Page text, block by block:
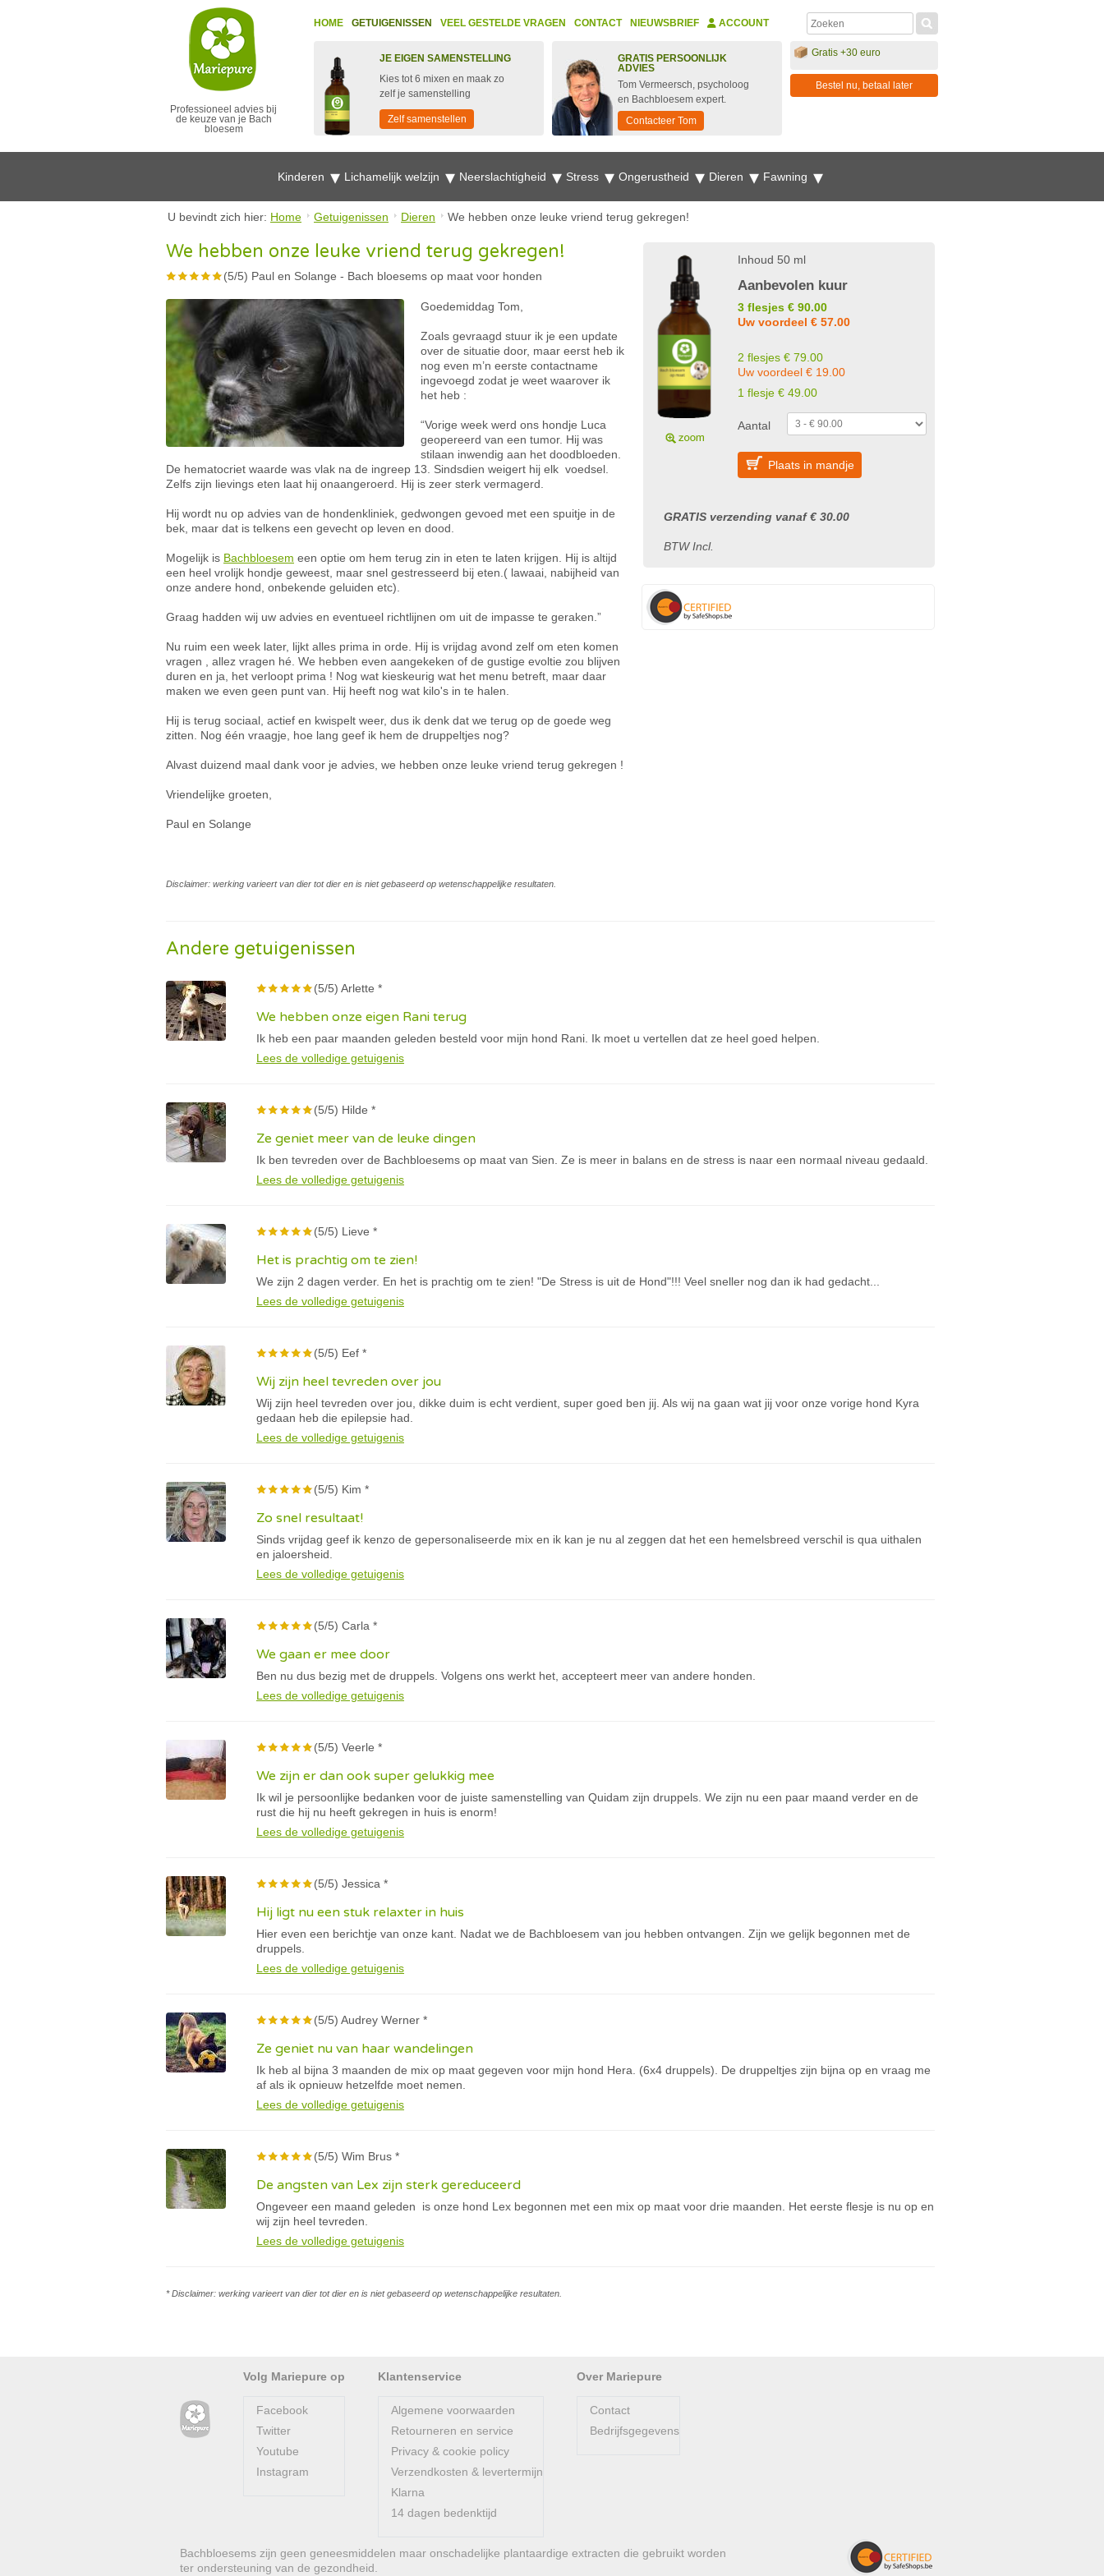
Professioneel advies bij
de keuze van je Bach
bloesem
HOME GETUIGENISSEN VEEL GESTELDE VRAGEN CONTACT NIEUWSBRIEF ACCOUNT
JE EIGEN SAMENSTELLING
Kies tot 6 mixen en maak zo
zelf je samenstelling
Zelf samenstellen
GRATIS PERSOONLIJK
ADVIES
Tom Vermeersch, psycholoog
en Bachbloesem expert.
Contacteer Tom
Gratis +30 euro
Bestel nu, betaal later
Kinderen Lichamelijk welzijn Neerslachtigheid Stress Ongerustheid Dieren Fawning
U bevindt zich hier: Home Getuigenissen Dieren We hebben onze leuke vriend terug gekregen!
We hebben onze leuke vriend terug gekregen!
(5/5) Paul en Solange - Bach bloesems op maat voor honden
Goedemiddag Tom,
Zoals gevraagd stuur ik je een update
over de situatie door, maar eerst heb ik
nog even m’n eerste contactname
ingevoegd zodat je weet waarover ik
het heb :
“Vorige week werd ons hondje Luca
geopereerd van een tumor. Hij was
stilaan inwendig aan het doodbloeden.
De hematocriet waarde was vlak na de ingreep 13. Sindsdien weigert hij elk voedsel.
Zelfs zijn lievings eten laat hij onaangeroerd. Hij is zeer sterk vermagerd.
Hij wordt nu op advies van de hondenkliniek, gedwongen gevoed met een spuitje in de
bek, maar dat is telkens een gevecht op leven en dood.
Mogelijk is Bachbloesem een optie om hem terug zin in eten te laten krijgen. Hij is altijd
een heel vrolijk hondje geweest, maar snel gestresseerd bij eten.( lawaai, nabijheid van
onze andere hond, onbekende geluiden etc).
Graag hadden wij uw advies en eventueel richtlijnen om uit de impasse te geraken.”
Nu ruim een week later, lijkt alles prima in orde. Hij is vrijdag avond zelf om eten komen
vragen , allez vragen hé. We hebben even aangekeken of de gustige evoltie zou blijven
duren en ja, het verloopt prima ! Nog wat kieskeurig wat het menu betreft, maar daar
maken we even geen punt van. Hij heeft nog wat kilo's in te halen.
Hij is terug sociaal, actief en kwispelt weer, dus ik denk dat we terug op de goede weg
zitten. Nog één vraagje, hoe lang geef ik hem de druppeltjes nog?
Alvast duizend maal dank voor je advies, we hebben onze leuke vriend terug gekregen !
Vriendelijke groeten,
Paul en Solange
Disclaimer: werking varieert van dier tot dier en is niet gebaseerd op wetenschappelijke resultaten.
Inhoud 50 ml
Aanbevolen kuur
3 flesjes € 90.00
Uw voordeel € 57.00
2 flesjes € 79.00
Uw voordeel € 19.00
1 flesje € 49.00
Aantal
Plaats in mandje
GRATIS verzending vanaf € 30.00
BTW Incl.
Andere getuigenissen
(5/5) Arlette *
We hebben onze eigen Rani terug
Ik heb een paar maanden geleden besteld voor mijn hond Rani. Ik moet u vertellen dat ze heel goed helpen.
Lees de volledige getuigenis
(5/5) Hilde *
Ze geniet meer van de leuke dingen
Ik ben tevreden over de Bachbloesems op maat van Sien. Ze is meer in balans en de stress is naar een normaal niveau gedaald.
Lees de volledige getuigenis
(5/5) Lieve *
Het is prachtig om te zien!
We zijn 2 dagen verder. En het is prachtig om te zien! "De Stress is uit de Hond"!!! Veel sneller nog dan ik had gedacht...
Lees de volledige getuigenis
(5/5) Eef *
Wij zijn heel tevreden over jou
Wij zijn heel tevreden over jou, dikke duim is echt verdient, super goed ben jij. Als wij na gaan wat jij voor onze vorige hond Kyra
gedaan heb die epilepsie had.
Lees de volledige getuigenis
(5/5) Kim *
Zo snel resultaat!
Sinds vrijdag geef ik kenzo de gepersonaliseerde mix en ik kan je nu al zeggen dat het een hemelsbreed verschil is qua uithalen
en jaloersheid.
Lees de volledige getuigenis
(5/5) Carla *
We gaan er mee door
Ben nu dus bezig met de druppels. Volgens ons werkt het, accepteert meer van andere honden.
Lees de volledige getuigenis
(5/5) Veerle *
We zijn er dan ook super gelukkig mee
Ik wil je persoonlijke bedanken voor de juiste samenstelling van Quidam zijn druppels. We zijn nu een paar maand verder en de
rust die hij nu heeft gekregen in huis is enorm!
Lees de volledige getuigenis
(5/5) Jessica *
Hij ligt nu een stuk relaxter in huis
Hier even een berichtje van onze kant. Nadat we de Bachbloesem van jou hebben ontvangen. Zijn we gelijk begonnen met de
druppels.
Lees de volledige getuigenis
(5/5) Audrey Werner *
Ze geniet nu van haar wandelingen
Ik heb al bijna 3 maanden de mix op maat gegeven voor mijn hond Hera. (6x4 druppels). De druppeltjes zijn bijna op en vraag me
af als ik opnieuw hetzelfde moet nemen.
Lees de volledige getuigenis
(5/5) Wim Brus *
De angsten van Lex zijn sterk gereduceerd
Ongeveer een maand geleden is onze hond Lex begonnen met een mix op maat voor drie maanden. Het eerste flesje is nu op en
wij zijn heel tevreden.
Lees de volledige getuigenis
* Disclaimer: werking varieert van dier tot dier en is niet gebaseerd op wetenschappelijke resultaten.
Volg Mariepure op
Facebook
Twitter
Youtube
Instagram
Klantenservice
Algemene voorwaarden
Retourneren en service
Privacy & cookie policy
Verzendkosten & levertermijn
Klarna
14 dagen bedenktijd
Over Mariepure
Contact
Bedrijfsgegevens
Bachbloesems zijn geen geneesmiddelen maar onschadelijke plantaardige extracten die gebruikt worden
ter ondersteuning van de gezondheid.